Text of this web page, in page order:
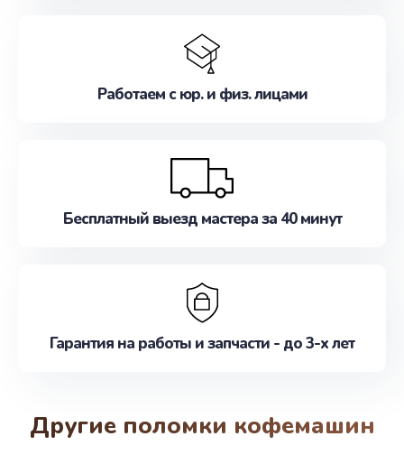
Работаем с юр. и физ. лицами
Бесплатный выезд мастера за 40 минут
Гарантия на работы и запчасти - до 3-х лет
Другие поломки кофемашин